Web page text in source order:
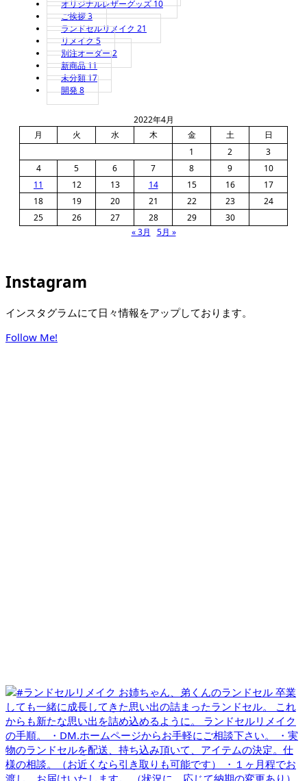
オリジナルレザーグッズ10
ご挨拶3
ランドセルリメイク 21
リメイク5
別注オーダー2
新商品11
未分類17
開発8
2022年4月
月
火 水 木 金 土
日
1
2
3
4
5 6 7 8 9
10
11
12 13 14 15 16
17
18
19 20 21 22 23
24
25
26 27 28 29
30
« 3月
5月 »
Instagram
インスタグラムにて日々情報をアップしております。
Follow Me!